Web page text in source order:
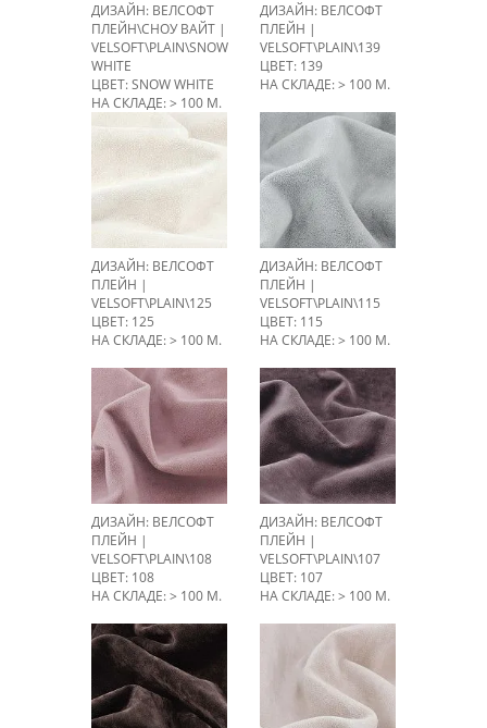
ДИЗАЙН: ВЕЛСОФТ
ПЛЕЙН\СНОУ ВАЙТ |
VELSOFT\PLAIN\SNOW
WHITE
ЦВЕТ: SNOW WHITE
НА СКЛАДЕ: > 100 М.
ДИЗАЙН: ВЕЛСОФТ
ПЛЕЙН |
VELSOFT\PLAIN\139
ЦВЕТ: 139
НА СКЛАДЕ: > 100 М.
ДИЗАЙН: ВЕЛСОФТ
ПЛЕЙН |
VELSOFT\PLAIN\125
ЦВЕТ: 125
НА СКЛАДЕ: > 100 М.
ДИЗАЙН: ВЕЛСОФТ
ПЛЕЙН |
VELSOFT\PLAIN\115
ЦВЕТ: 115
НА СКЛАДЕ: > 100 М.
ДИЗАЙН: ВЕЛСОФТ
ПЛЕЙН |
VELSOFT\PLAIN\108
ЦВЕТ: 108
НА СКЛАДЕ: > 100 М.
ДИЗАЙН: ВЕЛСОФТ
ПЛЕЙН |
VELSOFT\PLAIN\107
ЦВЕТ: 107
НА СКЛАДЕ: > 100 М.